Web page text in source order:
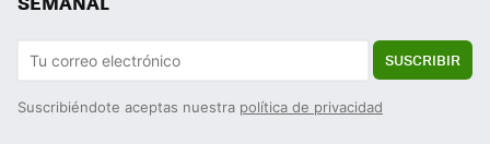
SUSCRIBIR
Suscribiéndote aceptas nuestra política de privacidad